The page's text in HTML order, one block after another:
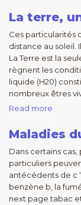
La terre,
Ces particularités
distance au soleil.
La Terre est la
règnent les
liquide (H20)
nombreux êtres
Read more
Maladies
Dans certains
particuliers
antécédents de c
benzène b, la
next page tabac